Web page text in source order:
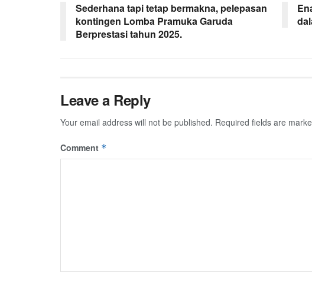
Sederhana tapi tetap bermakna, pelepasan
kontingen Lomba Pramuka Garuda
Berprestasi tahun 2025.
Leave a Reply
Your email address will not be published. Required fields are
Comment *